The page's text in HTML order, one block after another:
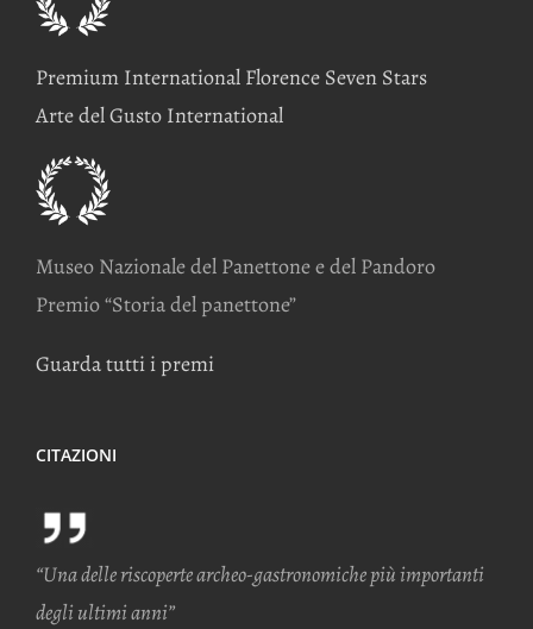
Premium International Florence Seven Stars
Arte del Gusto International
Museo Nazionale del Panettone e del Pandoro
Premio “Storia del panettone”
Guarda tutti i premi
CITAZIONI
“Una delle riscoperte archeo-gastronomiche più importanti
degli ultimi anni”